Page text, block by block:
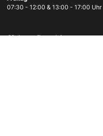
07:30 - 12:00 & 13:00 - 17:00 Uhr
Sichere Bezahlung